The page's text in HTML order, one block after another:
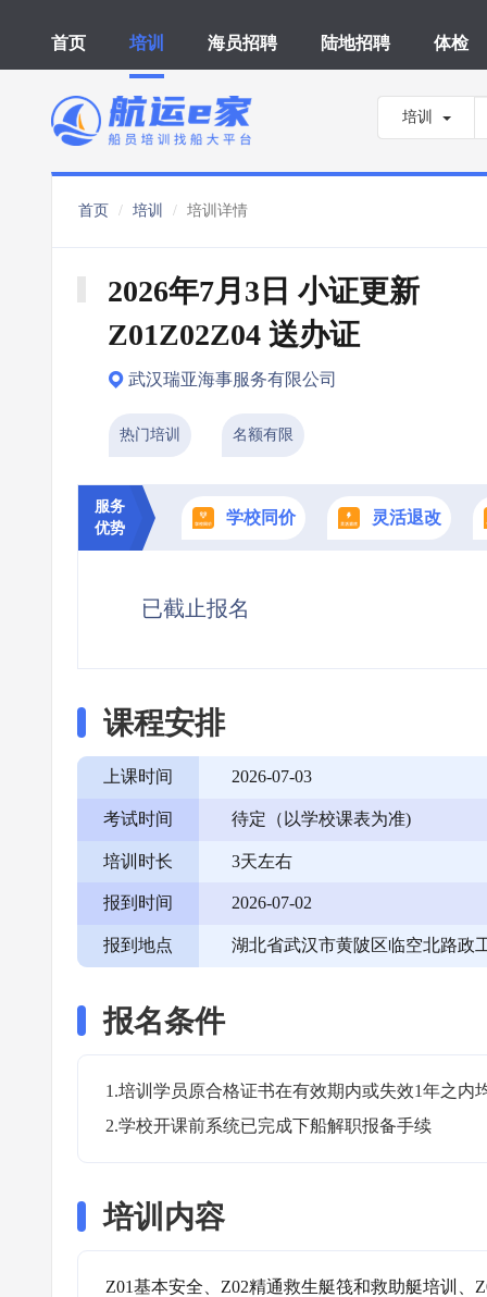
首页 培训 海员招聘 陆地招聘 体检
培训
首页 培训 培训详情
2026年7月3日 小证更新
Z01Z02Z04 送办证
武汉瑞亚海事服务有限公司
热门培训 名额有限
服务
优势
学校同价 灵活退改
已截止报名
课程安排
上课时间 2026-07-03
考试时间 待定（以学校课表为准)
培训时长 3天左右
报到时间 2026-07-02
报到地点 湖北省武汉市黄陂区临空北路政
报名条件
1.培训学员原合格证书在有效期内或失效1年之内
2.学校开课前系统已完成下船解职报备手续
培训内容
Z01基本安全、Z02精通救生艇筏和救助艇培训、